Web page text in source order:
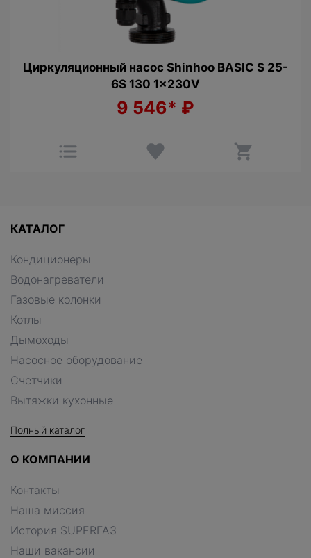
Циркуляционный насос Shinhoo BASIC S 25-
6S 130 1x230V
9 546* ₽
КАТАЛОГ
Кондиционеры
Водонагреватели
Газовые колонки
Котлы
Дымоходы
Насосное оборудование
Счетчики
Вытяжки кухонные
Полный каталог
О КОМПАНИИ
Контакты
Наша миссия
История SUPERГАЗ
Наши вакансии